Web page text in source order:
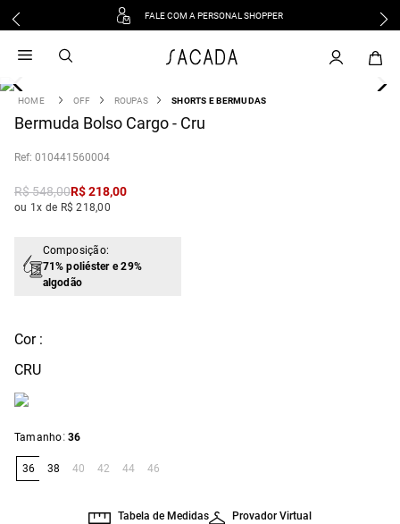
FALE COM A PERSONAL SHOPPER
OFF ROUPAS SHORTS E BERMUDAS
Bermuda Bolso Cargo - Cru
: 010441560004
R$548,00R$218,00
ou 1x de R$ 218,00
Composição:
71% poliéster e 29%
algodão
Cor :
CRU
Tamanho: 36
36 38 40 42 44 46
Provador Virtual
Tabela de Medidas
vestido
3 º blusa
º tricot
º macacão
jeans
º vestido curto